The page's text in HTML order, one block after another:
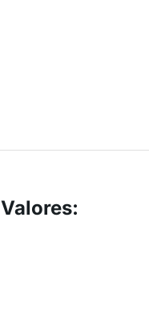
Valores: